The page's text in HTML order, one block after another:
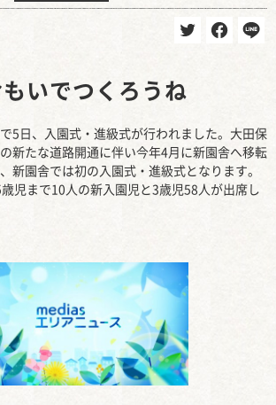
いでつくろうね
5日、入園式・進級式が行われました。大田保
新たな道路開通に伴い今年4月に新園舎へ移転
新園舎では初の入園式・進級式となります。
児まで10人の新入園児と3歳児58人が出席し